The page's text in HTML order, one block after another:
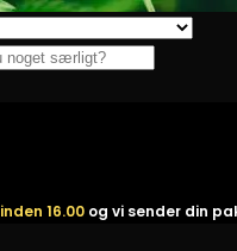
inden 16.00 og vi sender din